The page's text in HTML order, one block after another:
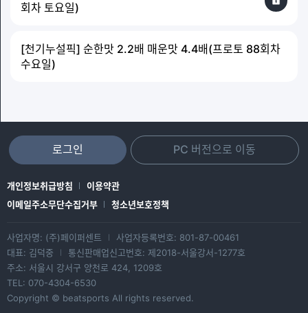
회차 토요일)
[천기누설픽] 순한맛 2.2배 매운맛 4.4배(프로토 88회차
수요일)
로그인 PC 버전으로 이동
개인정보취급방침
이용약관
이메일주소무단수집거부
청소년보호정책
사업자명: (주)페이퍼센트
사업자등록번호: 801-87-00461
대표: 김덕중
통신판매업신고번호: 제2018-서울강서-1277호
주소: 서울시 강서구 양천로 424, 1209호
TEL: 070-4304-6530
Copyright © beatsports All rights reserved.